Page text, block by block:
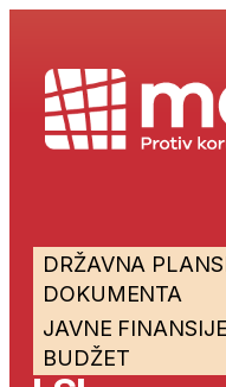
DRŽAVNA
DOKUMENTA
JAVNE
BUDŽET